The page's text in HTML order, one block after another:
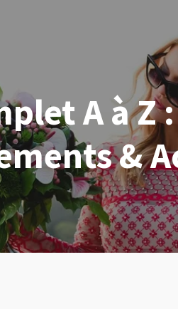
A à Z
&